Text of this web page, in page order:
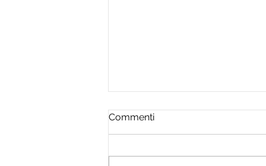
Commenti